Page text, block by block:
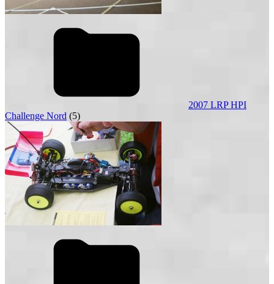
2007 LRP HPI
Challenge Nord (5)